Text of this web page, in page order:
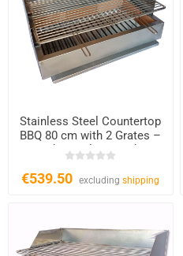
Stainless Steel Countertop
BBQ 80 cm with 2 Grates –
Charcoal & Wood
€539.50 excludingshipping